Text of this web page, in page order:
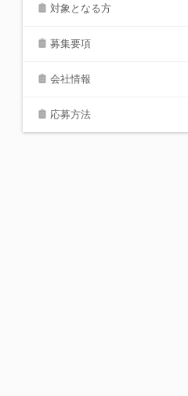
対象となる方
募集要項
会社情報
応募方法